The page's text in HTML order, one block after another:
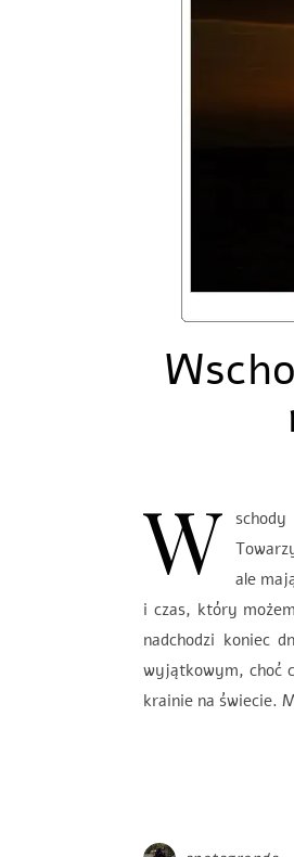
W ale
i czas, który
nadchodzi koniec
wyjątkowym, choć
krainie na świecie.